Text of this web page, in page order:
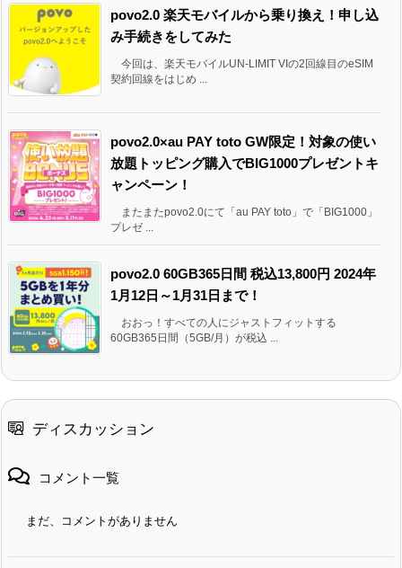
povo2.0 楽天モバイルから乗り換え！申し込
み手続きをしてみた
今回は、楽天モバイルUN-LIMIT VIの2回線目のeSIM
契約回線をはじめ ...
povo2.0×au PAY toto GW限定！対象の使い
放題トッピング購入でBIG1000プレゼントキ
ャンペーン！
またまたpovo2.0にて「au PAY toto」で「BIG1000」
プレゼ ...
povo2.0 60GB365日間 税込13,800円 2024年
1月12日～1月31日まで！
おおっ！すべての人にジャストフィットする
60GB365日間（5GB/月）が税込 ...
ディスカッション
コメント一覧
まだ、コメントがありません